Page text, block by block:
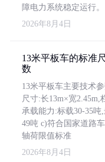
障电力系统稳定运行。
2026年8月4日
13米平板车的标准
数
13米平板车主要技术
尺寸:长13m×宽2.45m,
承载能力:标载30-35吨
49吨 c)符合国家道路
轴荷限值标准
2026年8月4日